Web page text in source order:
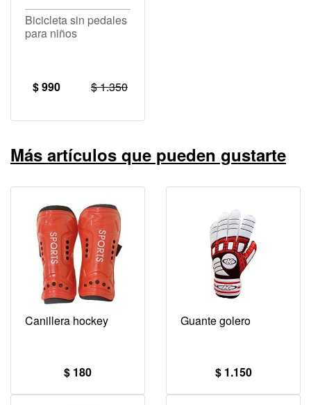
Bicicleta sin pedales
para niños
$ 990 $ 1.350
Más artículos que pueden gustarte
Canillera hockey
$ 180
Guante golero
$ 1.150